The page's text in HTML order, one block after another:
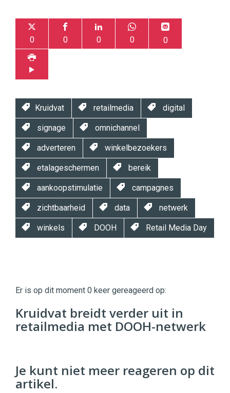
0 0 0 0 0
Kruidvat retailmedia digital
signage omnichannel
adverteren winkelbezoekers
etalageschermen bereik
aankoopstimulatie campagnes
zichtbaarheid data netwerk
winkels DOOH Retail Media Day
|
Digital
Commercehttps://twinklemagazine.nl
9654
Er is op dit moment 0 keer gereageerd op:
Kruidvat breidt verder uit in
retailmedia met DOOH-netwerk
Je kunt niet meer reageren op dit
artikel.